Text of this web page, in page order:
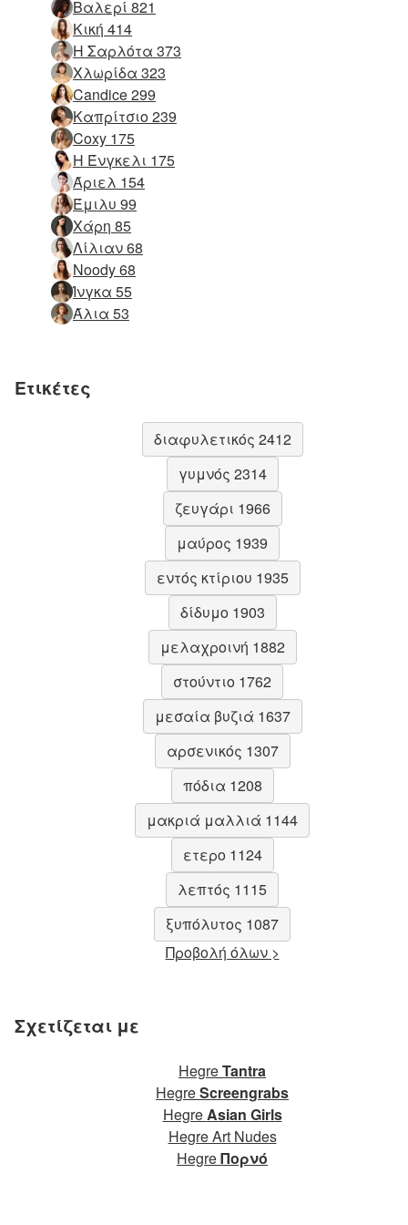
Βαλερί 821
Κική 414
Η Σαρλότα 373
Χλωρίδα 323
Candice 299
Καπρίτσιο 239
Coxy 175
Η Ένγκελι 175
Άριελ 154
Έμιλυ 99
Χάρη 85
Λίλιαν 68
Noody 68
Ίνγκα 55
Άλια 53
Ετικέτες
διαφυλετικός 2412
γυμνός 2314
ζευγάρι 1966
μαύρος 1939
εντός κτίριου 1935
δίδυμο 1903
μελαχροινή 1882
στούντιο 1762
μεσαία βυζιά 1637
αρσενικός 1307
πόδια 1208
μακριά μαλλιά 1144
ετερο 1124
λεπτός 1115
ξυπόλυτος 1087
Προβολή όλων >
Σχετίζεται με
HegreTantra
HegreScreengrabs
HegreAsian Girls
Hegre Art Nudes
HegreΠορνό